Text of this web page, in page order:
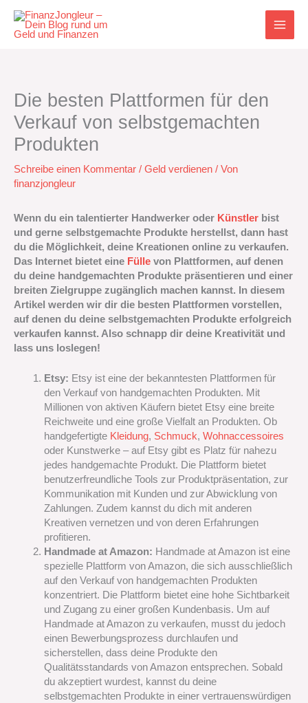
Inhalt
springen
Die besten Plattformen für den
Verkauf von selbstgemachten
Produkten
Schreibe einen Kommentar / Geld verdienen / Von
finanzjongleur
Wenn du ein talentierter Handwerker oder Künstler bist
und gerne selbstgemachte Produkte herstellst, dann hast
du die Möglichkeit, deine Kreationen online zu verkaufen.
Das Internet bietet eine Fülle von Plattformen, auf denen
du deine handgemachten Produkte präsentieren und einer
breiten Zielgruppe zugänglich machen kannst. In diesem
Artikel werden wir dir die besten Plattformen vorstellen,
auf denen du deine selbstgemachten Produkte erfolgreich
verkaufen kannst. Also schnapp dir deine Kreativität und
lass uns loslegen!
Etsy: Etsy ist eine der bekanntesten Plattformen für
den Verkauf von handgemachten Produkten. Mit
Millionen von aktiven Käufern bietet Etsy eine breite
Reichweite und eine große Vielfalt an Produkten. Ob
handgefertigte Kleidung, Schmuck, Wohnaccessoires
oder Kunstwerke – auf Etsy gibt es Platz für nahezu
jedes handgemachte Produkt. Die Plattform bietet
benutzerfreundliche Tools zur Produktpräsentation, zur
Kommunikation mit Kunden und zur Abwicklung von
Zahlungen. Zudem kannst du dich mit anderen
Kreativen vernetzen und von deren Erfahrungen
profitieren.
Handmade at Amazon: Handmade at Amazon ist eine
spezielle Plattform von Amazon, die sich ausschließlich
auf den Verkauf von handgemachten Produkten
konzentriert. Die Plattform bietet eine hohe Sichtbarkeit
und Zugang zu einer großen Kundenbasis. Um auf
Handmade at Amazon zu verkaufen, musst du jedoch
einen Bewerbungsprozess durchlaufen und
sicherstellen, dass deine Produkte den
Qualitätsstandards von Amazon entsprechen. Sobald
du akzeptiert wurdest, kannst du deine
selbstgemachten Produkte in einer vertrauenswürdigen